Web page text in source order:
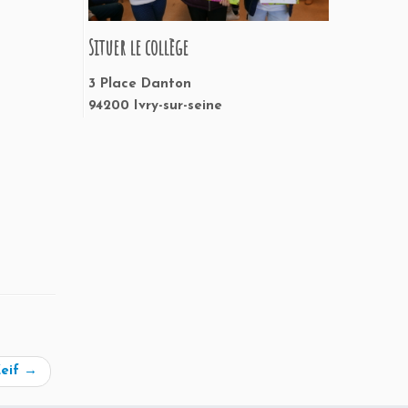
→
Situer le collège
3 Place Danton
94200 Ivry-sur-seine